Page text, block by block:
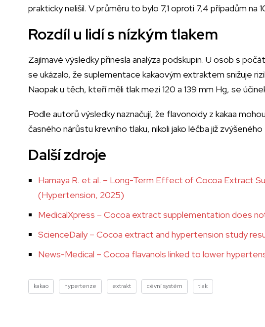
prakticky nelišil. V průměru to bylo 7,1 oproti 7,4 případům na
Rozdíl u lidí s nízkým tlakem
Zajímavé výsledky přinesla analýza podskupin. U osob s
se ukázalo, že suplementace kakaovým extraktem snižuje
Naopak u těch, kteří měli tlak mezi 120 a 139 mm Hg, se
Podle autorů výsledky naznačují, že flavonoidy z kakaa
časného nárůstu krevního tlaku, nikoli jako léčba již zvýšeného
Další zdroje
Hamaya R. et al. – Long-Term Effect of Cocoa Extract
(Hypertension, 2025)
MedicalXpress – Cocoa extract supplementation does
ScienceDaily – Cocoa extract and hypertension study
News-Medical – Cocoa flavanols linked to lower
kakao hypertenze extrakt cévní systém tlak